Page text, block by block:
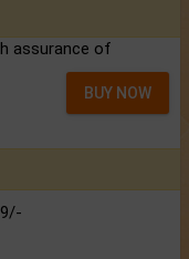
assurance of
BUY NOW